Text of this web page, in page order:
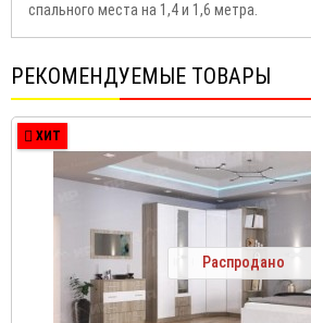
спального места на 1,4 и 1,6 метра.
РЕКОМЕНДУЕМЫЕ ТОВАРЫ
ХИТ
Распродано